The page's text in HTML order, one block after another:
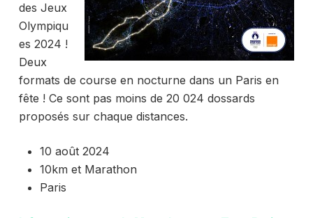
des Jeux
Olympiqu
es 2024 !
Deux
formats de course en nocturne dans un Paris en
fête ! Ce sont pas moins de 20 024 dossards
proposés sur chaque distances.
10 août 2024
10km et Marathon
Paris